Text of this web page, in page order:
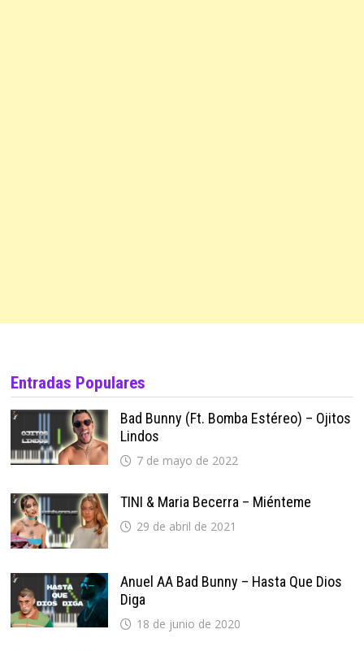
Entradas Populares
Bad Bunny (ft. Bomba Estéreo) – Ojitos
Lindos
7 de mayo de 2022
TINI & Maria Becerra – Miénteme
29 de abril de 2021
Anuel AA Bad Bunny – Hasta Que Dios
Diga
18 de junio de 2020